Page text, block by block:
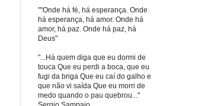
""Onde há fé, há esperança. Onde
há esperança, há amor. Onde há
amor, há paz. Onde há paz, há
Deus"
"...Há quem diga que eu dormi de
touca Que eu perdi a boca, que eu
fugi da briga Que eu caí do galho e
que não vi saída Que eu morri de
medo quando o pau quebrou..."